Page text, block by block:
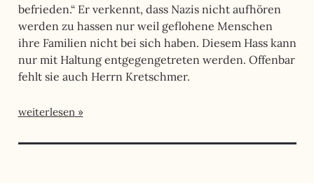
befrieden.“ Er verkennt, dass Nazis nicht aufhören
werden zu hassen nur weil geflohene Menschen
ihre Familien nicht bei sich haben. Diesem Hass kann
nur mit Haltung entgegengetreten werden. Offenbar
fehlt sie auch Herrn Kretschmer.
weiterlesen